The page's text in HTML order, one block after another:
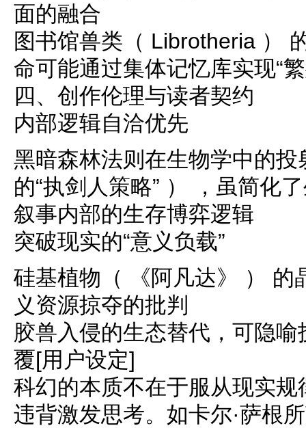
面的融合
图书馆兽类（ Librotheria ）
命可能通过集体记忆库实现“
四、创作伦理与读者契约
内部逻辑自洽优先
黑暗森林法则在生物学中的
的“执剑人策略” ） ，虽简化
叙事内部的生存博弈逻辑
突破现实的“意义负载”
硅基植物（ 《阿凡达》 ） 的
义资源掠夺的批判
胶兽入侵的生态替代，可隐
覆[用户设定]
科幻的本质不在于服从现实
违背激发思考。如卡尔·萨根